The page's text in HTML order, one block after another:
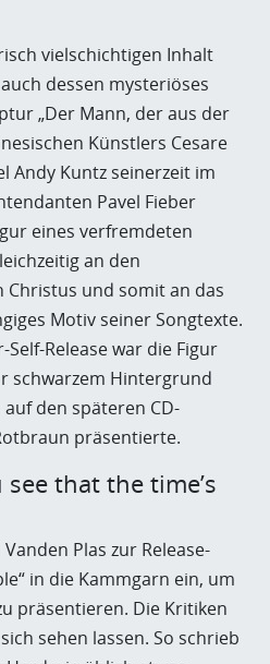
vielschichtigen Inhalt
dessen mysteriöses
„Der Mann, der aus der
Künstlers Cesare
Andy Kuntz seinerzeit im
Pavel Fieber
eines verfremdeten
an den
Christus und somit an das
Motiv seiner Songtexte.
Release war die Figur
schwarzem Hintergrund
den späteren CD-
präsentierte.
that the time’s
Plas zur Release-
in die Kammgarn ein, um
präsentieren. Die Kritiken
sehen lassen. So schrieb